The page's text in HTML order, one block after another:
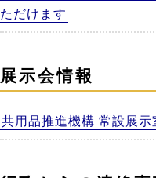
ただけます
展示会情報
共用品推進機構 常設展示